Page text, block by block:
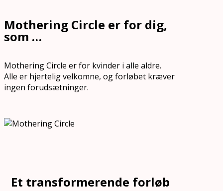
Mothering Circle er for dig,
som …
Mothering Circle er for kvinder i alle aldre.
Alle er hjertelig velkomne, og forløbet kræver
ingen forudsætninger.
Et transformerende forløb